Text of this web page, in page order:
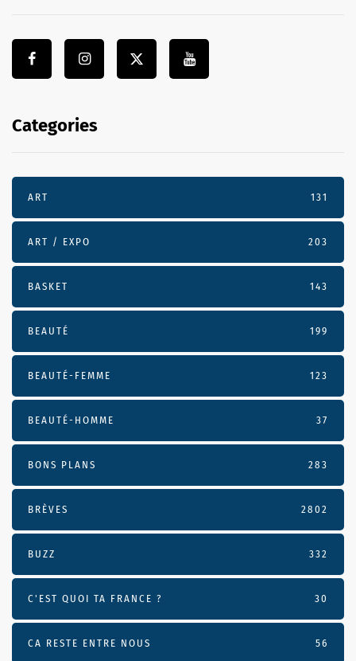
Categories
ART 131
ART / EXPO 203
BASKET 143
BEAUTÉ 199
BEAUTÉ-FEMME 123
BEAUTÉ-HOMME 37
BONS PLANS 283
BRÈVES 2802
BUZZ 332
C'EST QUOI TA FRANCE ? 30
CA RESTE ENTRE NOUS 56